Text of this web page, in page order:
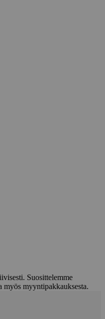
Suosittelemme
myös myyntipakkauksesta.